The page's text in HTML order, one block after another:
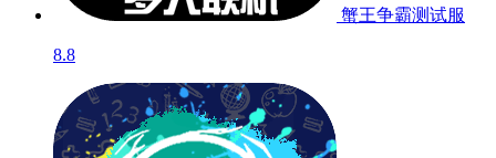
蟹王争霸测试服
8.8